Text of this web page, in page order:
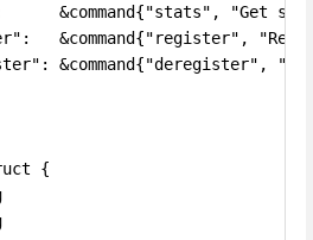
&command{"stats", "Get
&command{"register",
&command{"deregister",
{